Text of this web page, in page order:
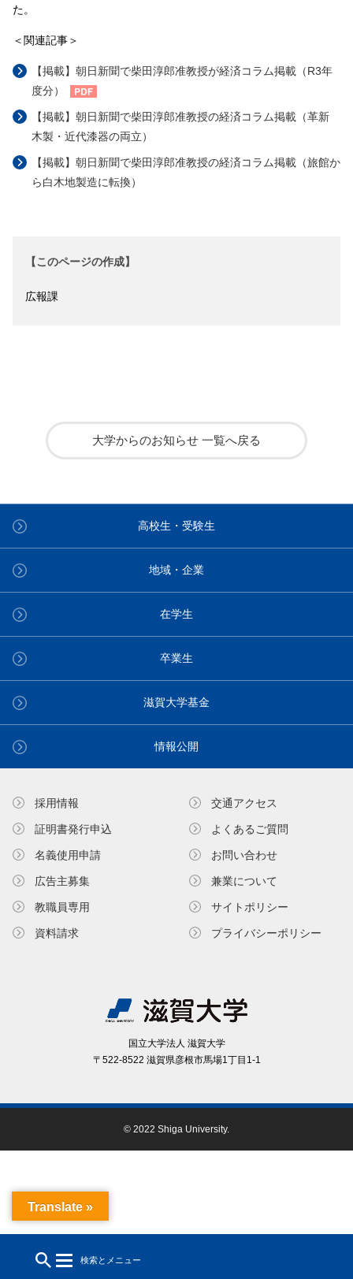
た。
＜関連記事＞
【掲載】朝日新聞で柴田淳郎准教授が経済コラム掲載（R3年
度分）
【掲載】朝日新聞で柴田淳郎准教授の経済コラム掲載（革新
木製・近代漆器の両立）
【掲載】朝日新聞で柴田淳郎准教授の経済コラム掲載（旅館か
ら白木地製造に転換）
【このページの作成】
広報課
大学からのお知らせ 一覧へ戻る
高校生・受験生
地域・企業
在学生
卒業生
滋賀大学基金
情報公開
国⽴⼤学法⼈ 滋賀⼤学
〒522-8522 滋賀県彦根市⾺場1丁⽬1-1
採用情報
証明書発⾏申込
名義使⽤申請
広告主募集
教職員専⽤
資料請求
交通アクセス
よくあるご質問
お問い合わせ
兼業について
サイトポリシー
プライバシーポリシー
© 2022 Shiga University.
検索とメニュー
Translate »